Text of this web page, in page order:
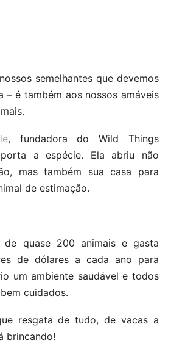
semelhantes que devemos
– é também aos nossos amáveis
, fundadora do Wild Things
a espécie. Ela abriu não
mas também sua casa para
de estimação.
de quase 200 animais e gasta
de dólares a cada ano para
um ambiente saudável e todos
cuidados.
resgata de tudo, de vacas a
brincando!